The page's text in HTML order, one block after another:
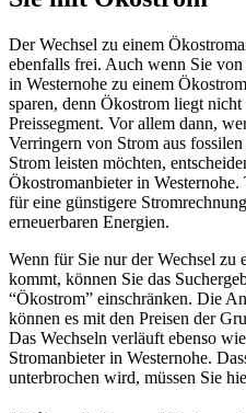
Der Wechsel zu einem
ebenfalls frei. Auch wenn Sie
in Westernohe zu einem
sparen, denn Ökostrom liegt
Preissegment. Vor allem dann,
Verringern von Strom aus
Strom leisten möchten,
Ökostromanbieter in
für eine günstigere
erneuerbaren Energien.
Wenn für Sie nur der Wechsel zu
kommt, können Sie das
“Ökostrom” einschränken. Die
können es mit den Preisen der
Das Wechseln verläuft ebenso
Stromanbieter in Westernohe.
unterbrochen wird, müssen Sie